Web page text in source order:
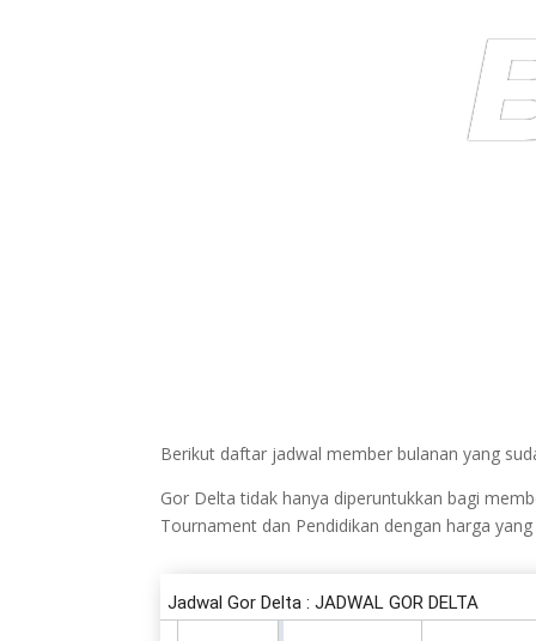
Berikut daftar jadwal member bulanan yang
Gor Delta tidak hanya diperuntukkan bagi
Tournament dan Pendidikan dengan harga